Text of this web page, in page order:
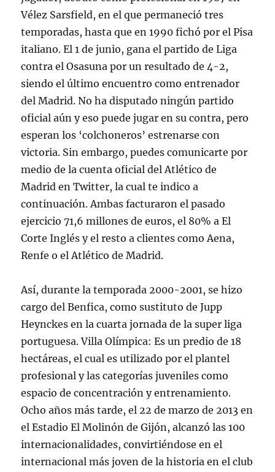
Vélez Sarsfield, en el que permaneció tres
temporadas, hasta que en 1990 fichó por el Pisa
italiano. El 1 de junio, gana el partido de Liga
contra el Osasuna por un resultado de 4-2,
siendo el último encuentro como entrenador
del Madrid. No ha disputado ningún partido
oficial aún y eso puede jugar en su contra, pero
esperan los ‘colchoneros’ estrenarse con
victoria. Sin embargo, puedes comunicarte por
medio de la cuenta oficial del Atlético de
Madrid en Twitter, la cual te indico a
continuación. Ambas facturaron el pasado
ejercicio 71,6 millones de euros, el 80% a El
Corte Inglés y el resto a clientes como Aena,
Renfe o el Atlético de Madrid.
Así, durante la temporada 2000-2001, se hizo
cargo del Benfica, como sustituto de Jupp
Heynckes en la cuarta jornada de la super liga
portuguesa. Villa Olímpica: Es un predio de 18
hectáreas, el cual es utilizado por el plantel
profesional y las categorías juveniles como
espacio de concentración y entrenamiento.
Ocho años más tarde, el 22 de marzo de 2013 en
el Estadio El Molinón de Gijón, alcanzó las 100
internacionalidades, convirtiéndose en el
internacional más joven de la historia en el club